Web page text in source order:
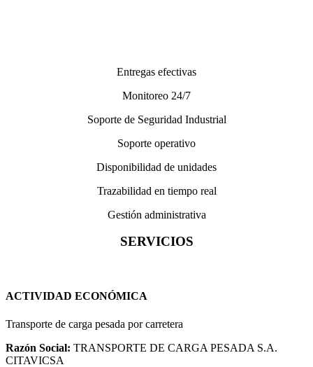
Entregas efectivas
Monitoreo 24/7
Soporte de Seguridad Industrial
Soporte operativo
Disponibilidad de unidades
Trazabilidad en tiempo real
Gestión administrativa
SERVICIOS
ACTIVIDAD ECONÓMICA
Transporte de carga pesada por carretera
Razón Social: TRANSPORTE DE CARGA PESADA S.A.
CITAVICSA